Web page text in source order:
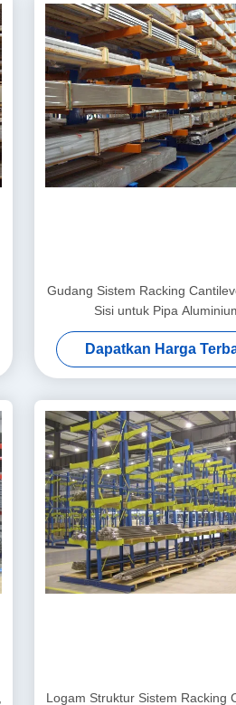
Gudang Sistem Racking
Sisi untuk Pipa
Dapatkan Harga
Logam Struktur Sistem Racking